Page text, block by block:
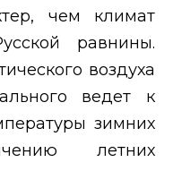
чем климат
равнины.
воздуха
ведет к
зимних
летних